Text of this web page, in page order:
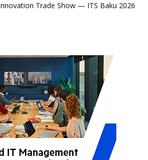
Trade Show — ITS Baku 2026